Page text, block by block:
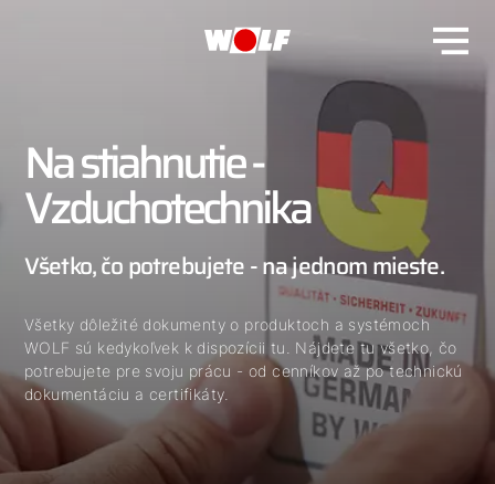
Na stiahnutie -
Vzduchotechnika
Všetko, čo potrebujete - na jednom mieste.
Všetky dôležité dokumenty o produktoch a systémoch
WOLF sú kedykoľvek k dispozícii tu. Nájdete tu všetko, čo
potrebujete pre svoju prácu - od cenníkov až po technickú
dokumentáciu a certifikáty.